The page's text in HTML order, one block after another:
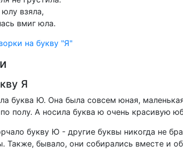
взяла,
вмиг юла.
на букву "Я"
Я
буква Ю. Она была совсем юная,
по полу. А носила буква ю очень красивую
букву Ю - другие буквы никогда не
Также, бывало, они собирались вместе и